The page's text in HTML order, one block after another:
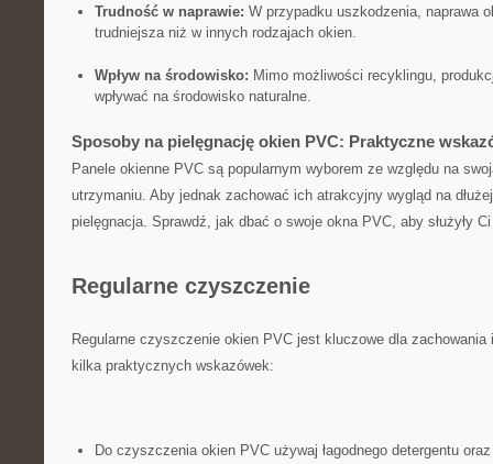
Trudność w naprawie: ⁤W przypadku uszkodzenia,‌ naprawa
trudniejsza niż w ‌innych rodzajach⁢ okien.
Wpływ na środowisko: Mimo ⁢możliwości⁢ recyklingu,​
wpływać na środowisko ⁣naturalne.
Sposoby na​ pielęgnację okien⁣ PVC: Praktyczne
Panele⁣ okienne‌ PVC⁢ są popularnym⁤ wyborem ze względu na
utrzymaniu. ⁤Aby jednak zachować ‌ich atrakcyjny⁤ wygląd na⁤
pielęgnacja. Sprawdź, ‍jak dbać o ⁣swoje okna PVC, aby służyły
Regularne czyszczenie
Regularne czyszczenie okien PVC ⁢jest​ kluczowe dla
kilka praktycznych wskazówek:
Do czyszczenia ⁤okien PVC używaj ‍łagodnego detergentu⁤